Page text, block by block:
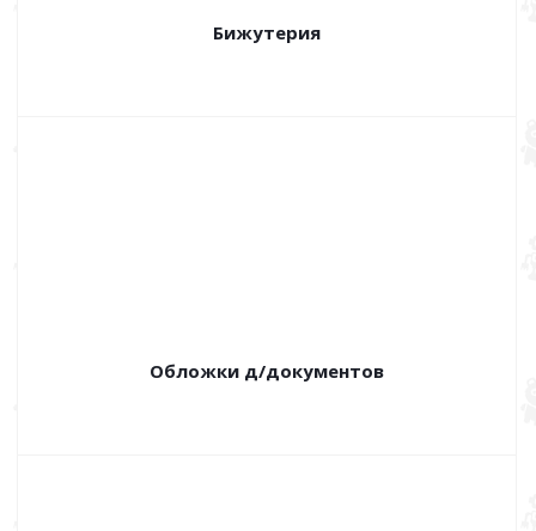
Бижутерия
Обложки д/документов